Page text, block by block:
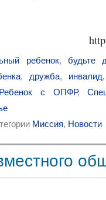
ребенок, будьте
, дружба, инвалид,
Ребенок с ОПФР,
Миссия, Новости